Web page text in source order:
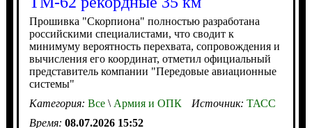
Прошивка "Скорпиона" полностью разработана
российскими специалистами, что сводит к
минимуму вероятность перехвата, сопровождения и
вычисления его координат, отметил официальный
представитель компании "Передовые авиационные
системы"
Категория: Все\Армия и ОПК Источник: ТАСС
Время: 08.07.2026 15:52